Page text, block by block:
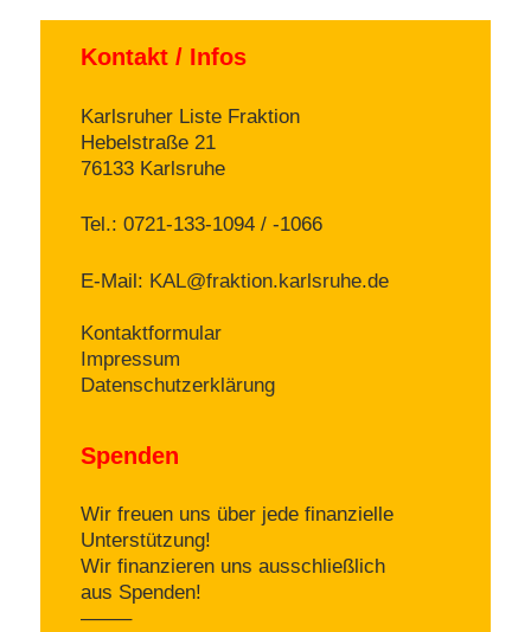
Kontakt / Infos
Karlsruher Liste Fraktion
Hebelstraße 21
76133 Karlsruhe
Tel.: 0721-133-1094 / -1066
E-Mail: KAL@fraktion.karlsruhe.de
Kontaktformular
Impressum
Datenschutzerklärung
Spenden
Wir freuen uns über jede finanzielle
Unterstützung!
Wir finanzieren uns ausschließlich
aus Spenden!
——–